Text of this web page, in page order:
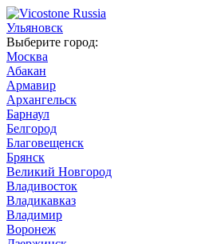
Ульяновск
Выберите город:
Москва
Абакан
Армавир
Архангельск
Барнаул
Белгород
Благовещенск
Брянск
Великий Новгород
Владивосток
Владикавказ
Владимир
Воронеж